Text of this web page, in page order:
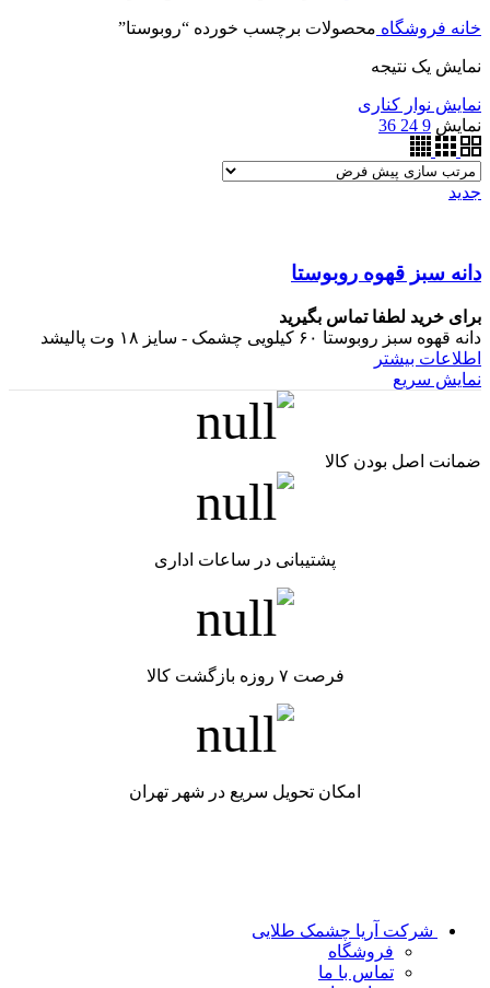
خانه فروشگاه محصولات برچسب خورده “روبوستا”
نمایش یک نتیجه
نمایش نوار کناری
نمایش 9
24
36
جدید
دانه سبز قهوه روبوستا
برای خرید لطفا تماس بگیرید
دانه قهوه سبز روبوستا ۶۰ کیلویی چشمک - سایز ۱۸ وت پالیشد
اطلاعات بیشتر
نمایش سریع
ضمانت اصل بودن کالا
پشتیبانی در ساعات اداری
فرصت ۷ روزه بازگشت کالا
امکان تحویل سریع در شهر تهران
شرکت آریا چشمک طلایی
فروشگاه
تماس با ما